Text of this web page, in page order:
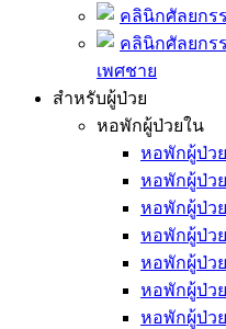
คลินิกศัลยกร
คลินิกศัลยกร
เพศชาย
สำหรับผู้ป่วย
หอพักผู้ป่วยใน
หอพักผู้ป่ว
หอพักผู้ป่ว
หอพักผู้ป่ว
หอพักผู้ป่ว
หอพักผู้ป่ว
หอพักผู้ป่ว
หอพักผู้ป่ว